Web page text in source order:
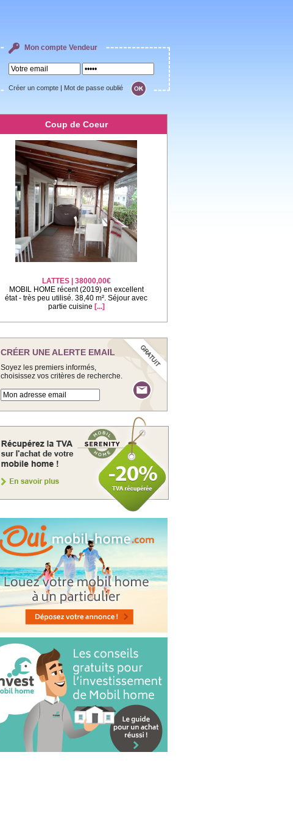
Mon compte Vendeur
Créer un compte Mot de passe oublié
Coup de Coeur
LATTES | 38000,00€
MOBIL HOME récent (2019) en excellent
état - très peu utilisé. 38,40 m². Séjour avec
partie cuisine [...]
CRÉER UNE ALERTE EMAIL
Soyez les premiers informés,
choisissez vos critères de recherche.